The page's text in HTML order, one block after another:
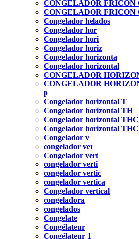
CONGELADOR FRICON
CONGELADOR FRICON
Congelador helados
Congelador hor
Congelador hori
Congelador horiz
Congelador horizonta
Congelador horizontal
CONGELADOR
CONGELADOR
p
Congelador horizontal T
Congelador horizontal TH
Congelador horizontal THC
Congelador horizontal
Congelador v
congelador ver
Congelador vert
congelador verti
congelador vertic
congelador vertica
Congelador vertical
congeladora
congelados
Congelate
Congélateur
Congélateur 1